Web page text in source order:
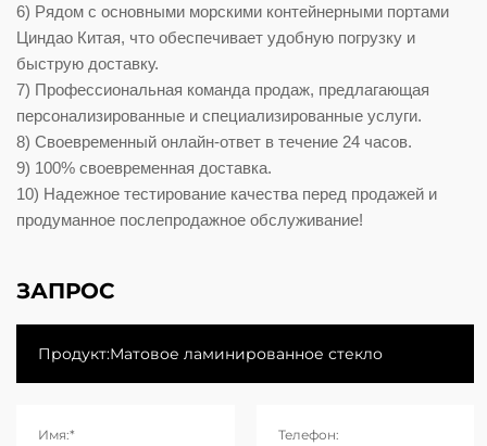
6) Рядом с основными морскими контейнерными портами
Циндао Китая, что обеспечивает удобную погрузку и
быструю доставку.
7) Профессиональная команда продаж, предлагающая
персонализированные и специализированные услуги.
8) Своевременный онлайн-ответ в течение 24 часов.
9) 100% своевременная доставка.
10) Надежное тестирование качества перед продажей и
продуманное послепродажное обслуживание!
ЗАПРОС
Имя:* Телефон: